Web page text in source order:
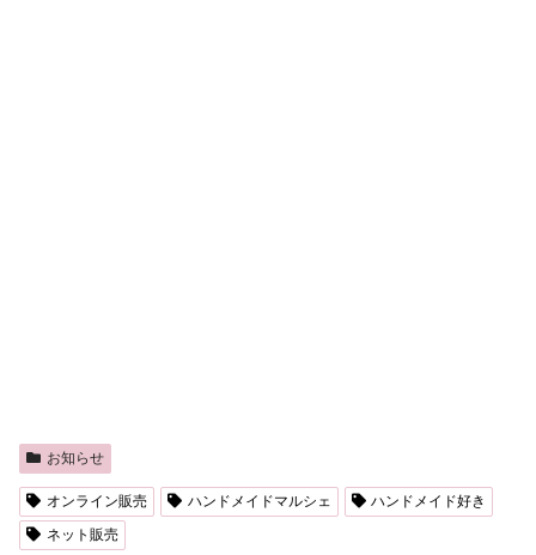
お知らせ
オンライン販売 ハンドメイドマルシェ
ハンドメイド好き
ネット販売